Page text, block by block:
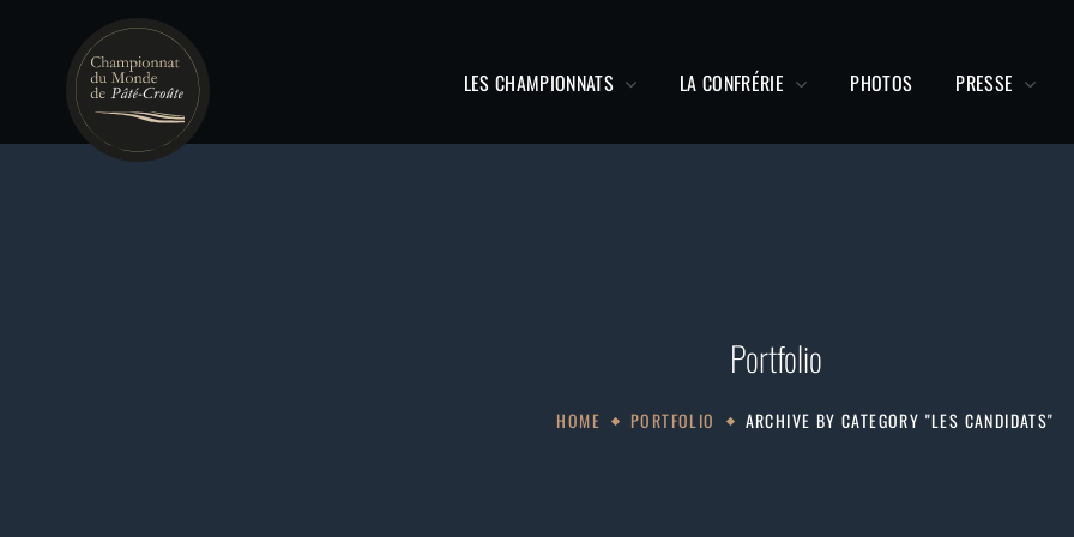
LES CHAMPIONNATS LA CONFRÉRIE PHOTOS PRESSE
Portfolio
HOME PORTFOLIO ARCHIVE BY CATEGORY "LES CANDIDATS"